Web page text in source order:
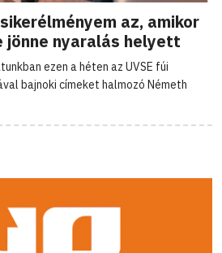
az, amikor
jönne nyaralás helyett
ezen a héten az UVSE fúi
bajnoki címeket halmozó Németh